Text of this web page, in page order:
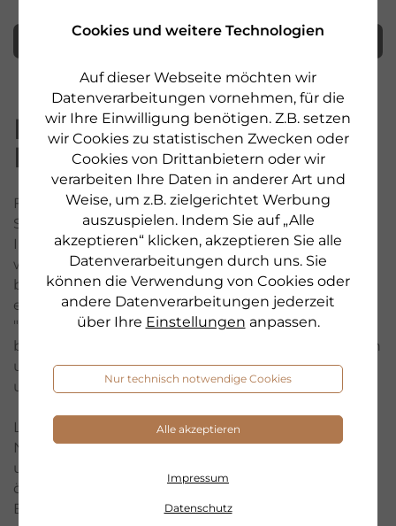
Cookies und weitere Technologien
Auf dieser Webseite möchten wir
Datenverarbeitungen vornehmen, für die
wir Ihre Einwilligung benötigen. Z.B. setzen
wir Cookies zu statistischen Zwecken oder
Cookies von Drittanbietern oder wir
verarbeiten Ihre Daten in anderer Art und
Weise, um z.B. zielgerichtet Werbung
auszuspielen. Indem Sie auf „Alle
akzeptieren“ klicken, akzeptieren Sie alle
Datenverarbeitungen durch uns. Sie
können die Verwendung von Cookies oder
andere Datenverarbeitungen jederzeit
über Ihre Einstellungen anpassen.
Nur technisch notwendige Cookies
Alle akzeptieren
Impressum
Datenschutz
Registrieren
Noch kein
Kundenkonto?
Falls Sie noch nicht bei uns registriert sind, erhalten
Sie hier die Möglichkeit sich anzumelden, damit
Ihre Daten für zukünftige Aktionen gespeichert
werden und Ihnen ab jetzt eine
bedienerfreundliche, schnelle Anmeldung
ermöglicht werden kann.
"Mein Konto" ist ab sofort Ihr persönlicher Bereich
bei uns. Hier können Sie Ihr spezielles Profil anlegen
und sich damit das Einkaufen bei uns so schnell
und angenehm wie möglich machen.
Legen Sie hier Ihre persönlichen Daten an, z.B.
Namen, E-Mail-Adresse und Passwort. Sie können
unter "Mein Konto" alle Daten hinterlegen, die Sie
öfters benötigen und auch Ihre vergangenen
Besuche, Merkzettel etc. einsehen.